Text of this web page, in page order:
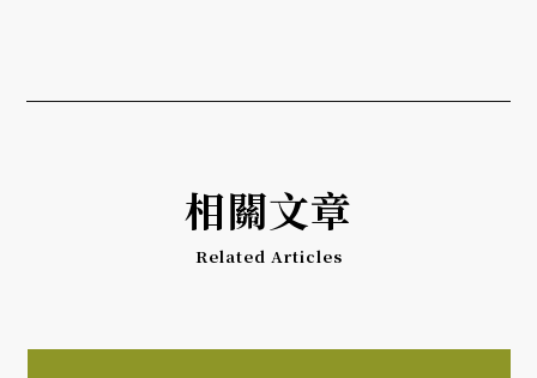
相關文章
Related Articles